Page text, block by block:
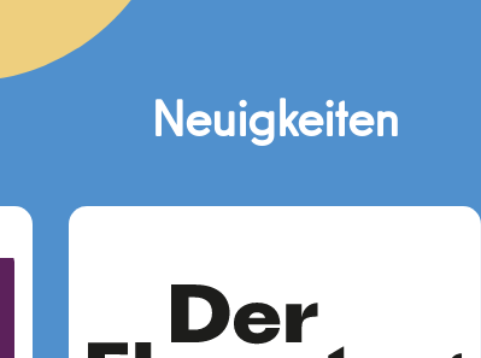
Neuigkeiten